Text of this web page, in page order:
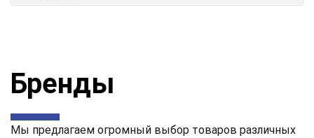
Бренды
Мы предлагаем огромный выбор товаров различных